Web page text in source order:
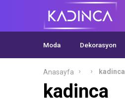
Moda Dekorasyon
Anasayfa kadinca
kadinca